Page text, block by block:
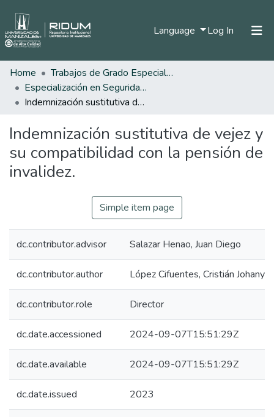
Language Log In (current)
Statistics
Home
Trabajos de Grado Especializaciones
Especialización en Seguridad Social
Indemnización sustitutiva de vejez y su compatibilidad con la pensión de invalidez.
Indemnización sustitutiva de vejez y
su compatibilidad con la pensión de
invalidez.
Simple item page
dc.contributor.advisor Salazar Henao, Juan Diego
dc.contributor.author López Cifuentes, Cristián Johany
dc.contributor.role Director
dc.date.accessioned 2024-09-07T15:51:29Z
dc.date.available 2024-09-07T15:51:29Z
dc.date.issued 2023